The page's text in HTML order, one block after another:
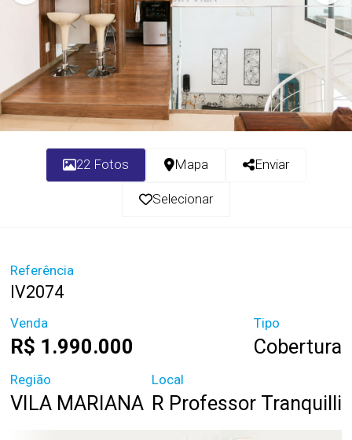
Sobre
Contato
22 Fotos Mapa Enviar
Selecionar
Referência
IV2074
Venda
R$ 1.990.000
Tipo
Cobertura
Região
VILA MARIANA
Local
R Professor Tranquilli